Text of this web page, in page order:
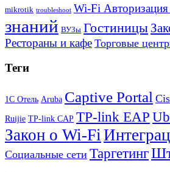
mikrotik troubleshoot Wi-Fi
знаний ВУЗы Гостиницы
Рестораны и кафе Торговые
Теги
1С Отель Aruba Captive Portal
Ruijie TP-link CAP TP-link EAP
Закон о Wi-Fi
Социальные сети Таргетинг